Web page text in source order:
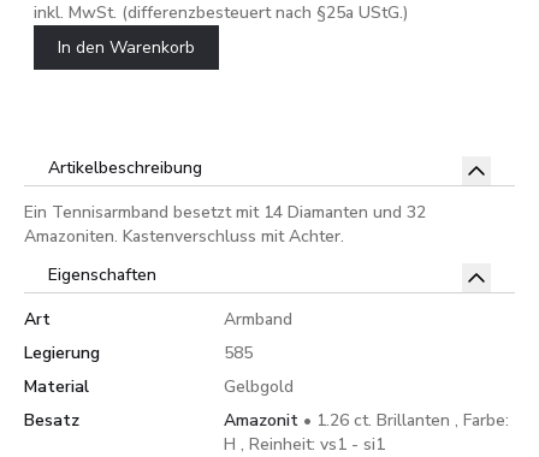
inkl. MwSt. (differenzbesteuert nach §25a UStG.)
In den Warenkorb
Artikelbeschreibung
Ein Tennisarmband besetzt mit 14 Diamanten und 32
Amazoniten. Kastenverschluss mit Achter.
Eigenschaften
Art
Armband
Legierung
585
Material
Gelbgold
Besatz
Amazonit • 1.26 ct. Brillanten , Farbe:
H , Reinheit: vs1 - si1